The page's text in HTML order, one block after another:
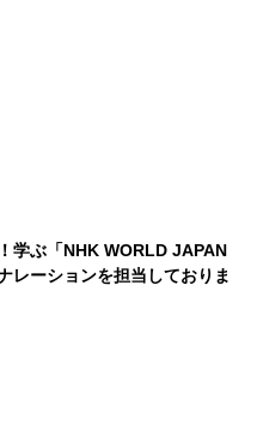
学ぶ「NHK WORLD JAPAN
レーションを担当しておりま